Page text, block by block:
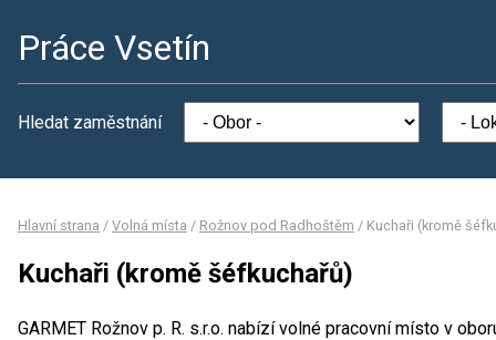
Práce Vsetín
Hledat zaměstnání
Hlavní strana / Volná místa / Rožnov pod Radhoštěm / Kuchaři (kromě
Kuchaři (kromě šéfkuchařů)
GARMET Rožnov p. R. s.r.o. nabízí volné pracovní místo v